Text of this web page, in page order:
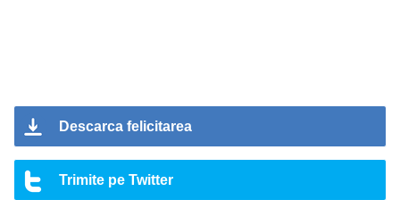
Descarca felicitarea
Trimite pe Twitter